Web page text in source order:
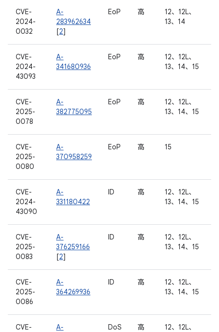
CVE-
2024-
0032
A-
283962634
[2]
EoP 高
12、12L、
13、14
CVE-
2024-
43093
A-
341680936
EoP 高
12、12L、
13、14、15
CVE-
2025-
0078
A-
382775095
EoP 高
12、12L、
13、14、15
CVE-
2025-
0080
A-
370958259
EoP 高 15
CVE-
2024-
43090
A-
331180422
ID 高
12、12L、
13、14、15
CVE-
2025-
0083
A-
376259166
[2]
ID 高
12、12L、
13、14、15
CVE-
2025-
0086
A-
364269936
ID 高
12、12L、
13、14、15
CVE-
A-
DoS 高
12、12L、